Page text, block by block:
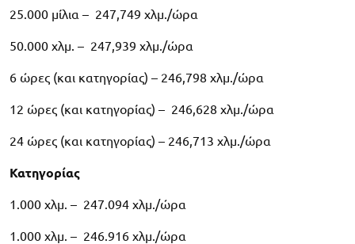
25.000 μίλια – 247,749 χλμ./ώρα
50.000 χλμ. – 247,939 χλμ./ώρα
6 ώρες (και κατηγορίας) – 246,798 χλμ./ώρα
12 ώρες (και κατηγορίας) – 246,628 χλμ./ώρα
24 ώρες (και κατηγορίας) – 246,713 χλμ./ώρα
Κατηγορίας
1.000 χλμ. – 247.094 χλμ./ώρα
1.000 χλμ. – 246.916 χλμ./ώρα